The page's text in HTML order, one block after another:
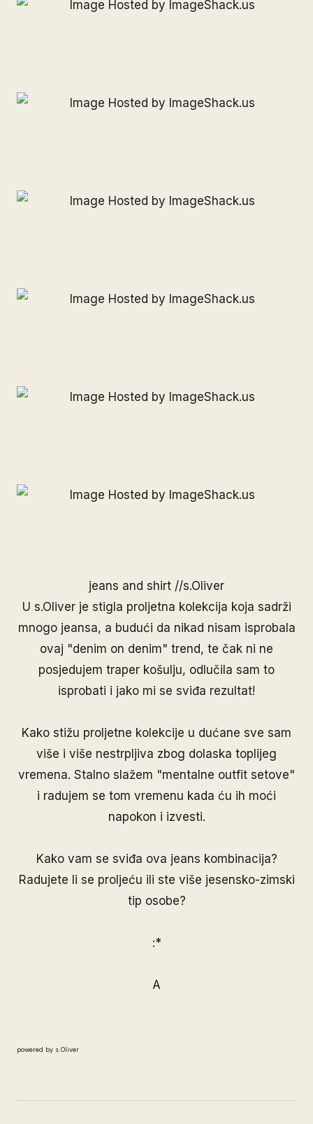
jeans and shirt //s.Oliver
U s.Oliver je stigla proljetna kolekcija koja sadrži
mnogo jeansa, a budući da nikad nisam isprobala
ovaj "denim on denim" trend, te čak ni ne
posjedujem traper košulju, odlučila sam to
isprobati i jako mi se sviđa rezultat!
Kako stižu proljetne kolekcije u dućane sve sam
više i više nestrpljiva zbog dolaska toplijeg
vremena. Stalno slažem "mentalne outfit setove"
i radujem se tom vremenu kada ću ih moći
napokon i izvesti.
Kako vam se sviđa ova jeans kombinacija?
Radujete li se proljeću ili ste više jesensko-zimski
tip osobe?
:*
A
powered by s.Oliver